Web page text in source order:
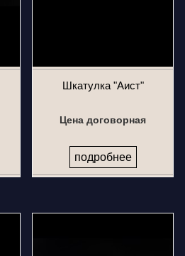
Шкатулка "Аист"
Цена договорная
подробнее